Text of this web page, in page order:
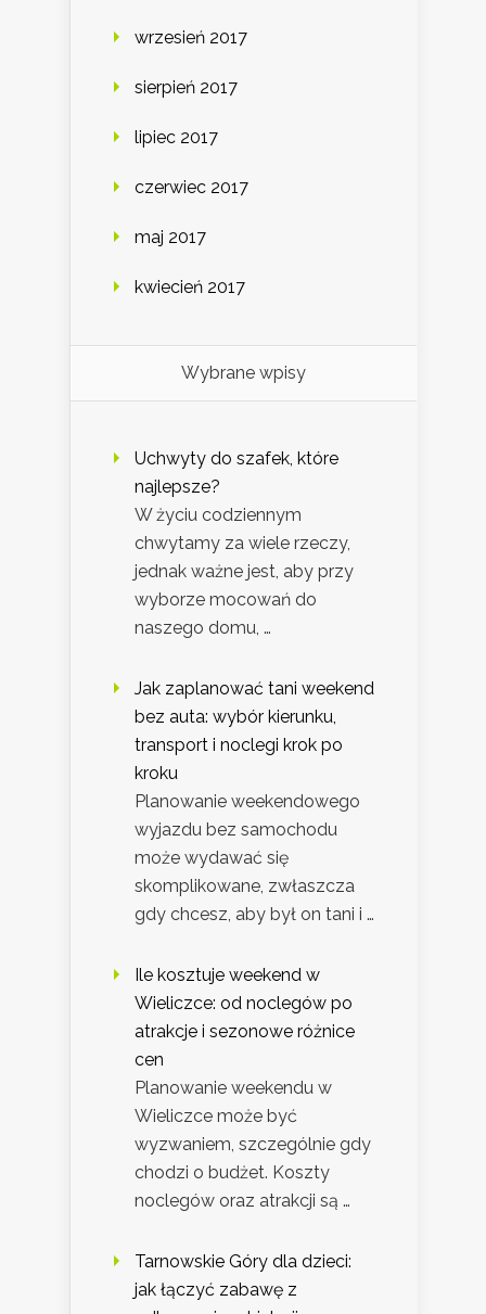
wrzesień 2017
sierpień 2017
lipiec 2017
czerwiec 2017
maj 2017
kwiecień 2017
Wybrane wpisy
Uchwyty do szafek, które
najlepsze?
W życiu codziennym
chwytamy za wiele rzeczy,
jednak ważne jest, aby przy
wyborze mocowań do
naszego domu, …
Jak zaplanować tani weekend
bez auta: wybór kierunku,
transport i noclegi krok po
kroku
Planowanie weekendowego
wyjazdu bez samochodu
może wydawać się
skomplikowane, zwłaszcza
gdy chcesz, aby był on tani i …
Ile kosztuje weekend w
Wieliczce: od noclegów po
atrakcje i sezonowe różnice
cen
Planowanie weekendu w
Wieliczce może być
wyzwaniem, szczególnie gdy
chodzi o budżet. Koszty
noclegów oraz atrakcji są …
Tarnowskie Góry dla dzieci:
jak łączyć zabawę z